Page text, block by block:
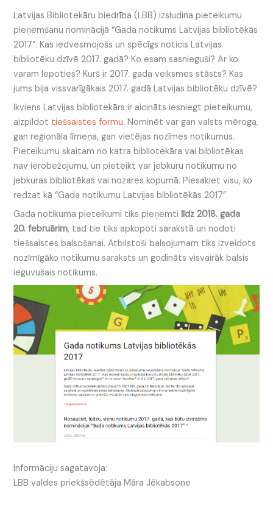
Latvijas Bibliotekāru biedrība (LBB) izsludina pieteikumu
pieņemšanu nominācijā “Gada notikums Latvijas bibliotēkās
2017”. Kas iedvesmojošs un spēcīgs noticis Latvijas
bibliotēku dzīvē 2017. gadā? Ko esam sasnieguši? Ar ko
varam lepoties? Kurš ir 2017. gada veiksmes stāsts? Kas
jums bija vissvarīgākais 2017. gadā Latvijas bibliotēku dzīvē?
Ikviens Latvijas bibliotekārs ir aicināts iesniegt pieteikumu,
aizpildot tiešsaistes formu. Nominēt var gan valsts mēroga,
gan reģionāla līmeņa, gan vietējas nozīmes notikumus.
Pieteikumu skaitam no katra bibliotekāra vai bibliotēkas
nav ierobežojumu, un pieteikt var jebkuru notikumu no
jebkuras bibliotēkas vai nozares kopumā. Piesakiet visu, ko
redzat kā “Gada notikumu Latvijas bibliotēkās 2017”.
Gada notikuma pieteikumi tiks pieņemtilīdz 2018. gada
20. februārim, tad tie tiks apkopoti sarakstā un nodoti
tiešsaistes balsošanai. Atbilstoši balsojumam tiks izveidots
nozīmīgāko notikumu saraksts un godināts visvairāk balsis
ieguvušais notikums.
Informāciju sagatavoja:
LBB valdes priekšsēdētāja Māra Jēkabsone